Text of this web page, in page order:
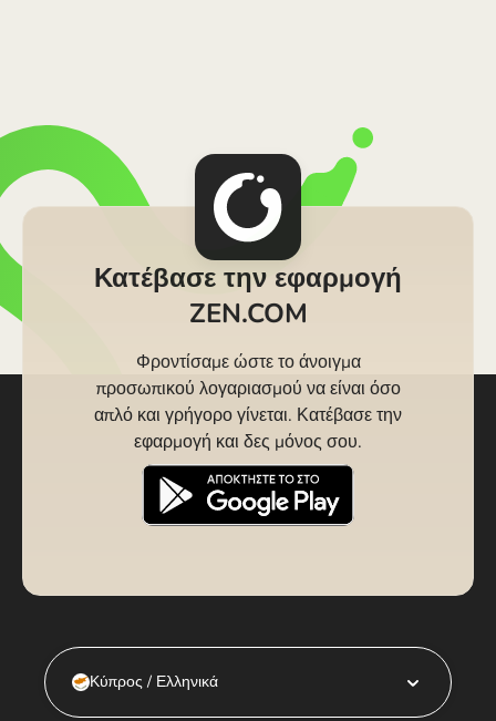
Κατέβασε την εφαρμογή
ZEN.COM
Φροντίσαμε ώστε το άνοιγμα
προσωπικού λογαριασμού να είναι όσο
απλό και γρήγορο γίνεται. Κατέβασε την
εφαρμογή και δες μόνος σου.
Κύπρος / Ελληνικά